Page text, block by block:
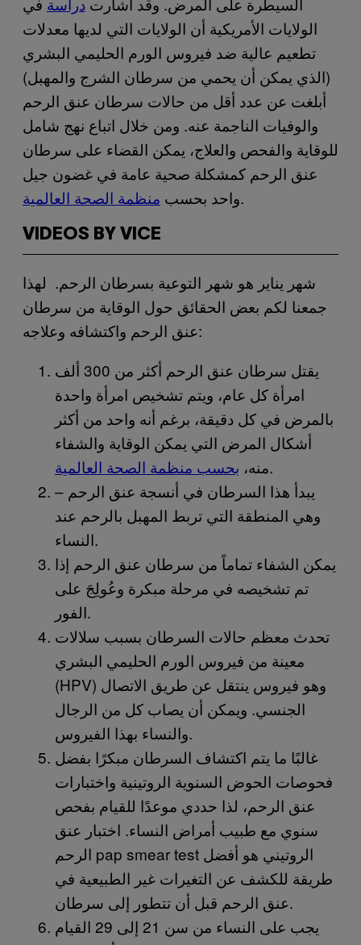
الولايات الأمريكية أن الولايات التي لديها معدلات
تطعيم عالية ضد فيروس الورم الحليمي البشري
(الذي يمكن أن يحمي من سرطان الشرج والمهبل)
أبلغت عن عدد أقل من حالات سرطان عنق الرحم
والوفيات الناجمة عنه. ومن خلال اتباع نهج شامل
للوقاية والفحص والعلاج، يمكن القضاء على سرطان
عنق الرحم كمشكلة صحية عامة في غضون جيل
واحد بحسب منظمة الصحة العالمية .
VIDEOS BY VICE
شهر يناير هو شهر التوعية بسرطان الرحم. لهذا
جمعنا لكم بعض الحقائق حول الوقاية من سرطان
عنق الرحم واكتشافه وعلاجه:
يقتل سرطان عنق الرحم أكثر من 300 ألف
امرأة كل عام، ويتم تشخيص امرأة واحدة
بالمرض في كل دقيقة، برغم أنه واحد من أكثر
أشكال المرض التي يمكن الوقاية والشفاء
منه، بحسب منظمة الصحة العالمية
.
يبدأ هذا السرطان في أنسجة عنق الرحم –
وهي المنطقة التي تربط المهبل بالرحم عند
النساء.
يمكن الشفاء تماماً من سرطان عنق الرحم إذا
تم تشخيصه في مرحلة مبكرة وعُولِجَ على
الفور.
تحدث معظم حالات السرطان بسبب سلالات
معينة من فيروس الورم الحليمي البشري
(HPV) وهو فيروس ينتقل عن طريق الاتصال
الجنسي. ويمكن أن يصاب كل من الرجال
والنساء بهذا الفيروس.
غالبًا ما يتم اكتشاف السرطان مبكرًا بفضل
فحوصات الحوض السنوية الروتينية واختبارات
عنق الرحم، لذا حددي موعدًا للقيام بفحص
سنوي مع طبيب أمراض النساء. اختبار عنق
الرحم pap smear test الروتيني هو أفضل
طريقة للكشف عن التغيرات غير الطبيعية في
عنق الرحم قبل أن تتطور إلى سرطان.
يجب على النساء من سن 21 إلى 29 القيام